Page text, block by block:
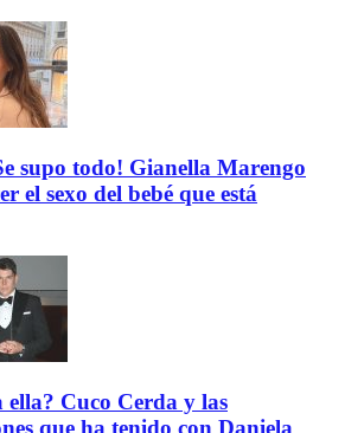
supo todo! Gianella Marengo
el sexo del bebé que está
ella? Cuco Cerda y las
que ha tenido con Daniela